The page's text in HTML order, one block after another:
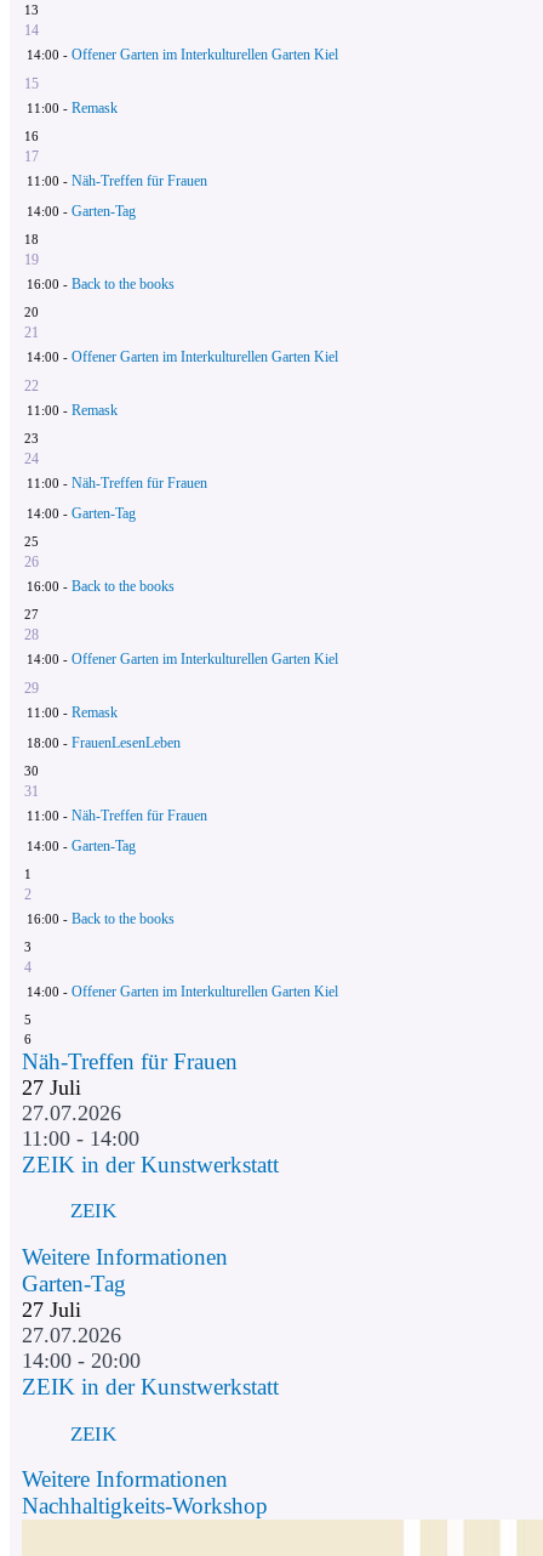
13
14
14:00 - Offener Garten im Interkulturellen Garten Kiel
15
11:00 - Remask
16
17
11:00 - Näh-Treffen für Frauen
14:00 - Garten-Tag
18
19
16:00 - Back to the books
20
21
14:00 - Offener Garten im Interkulturellen Garten Kiel
22
11:00 - Remask
23
24
11:00 - Näh-Treffen für Frauen
14:00 - Garten-Tag
25
26
16:00 - Back to the books
27
28
14:00 - Offener Garten im Interkulturellen Garten Kiel
29
11:00 - Remask
18:00 - FrauenLesenLeben
30
31
11:00 - Näh-Treffen für Frauen
14:00 - Garten-Tag
1
2
16:00 - Back to the books
3
4
14:00 - Offener Garten im Interkulturellen Garten Kiel
5
6
Näh-Treffen für Frauen
27 Juli
27.07.2026
11:00 - 14:00
ZEIK in der Kunstwerkstatt
ZEIK
Weitere Informationen
Garten-Tag
27 Juli
27.07.2026
14:00 - 20:00
ZEIK in der Kunstwerkstatt
ZEIK
Weitere Informationen
Nachhaltigkeits-Workshop